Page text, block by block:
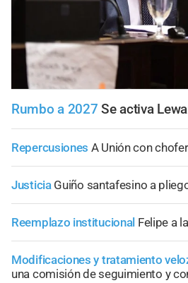
Rumbo a 2027 Se activa
Repercusiones A Unión con chofer
Justicia Guiño santafesino a
Reemplazo institucional Felipe a
Modificaciones y tratamiento
una comisión de seguimiento y